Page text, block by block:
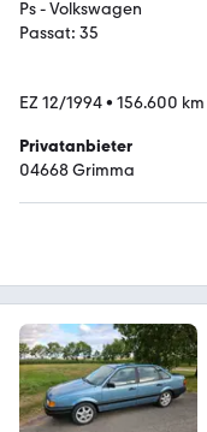
EZ 12/1994• 156.600 km
Privatanbieter
04668 Grimma